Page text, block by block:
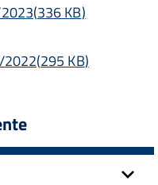
(336 KB)
2022(295 KB)